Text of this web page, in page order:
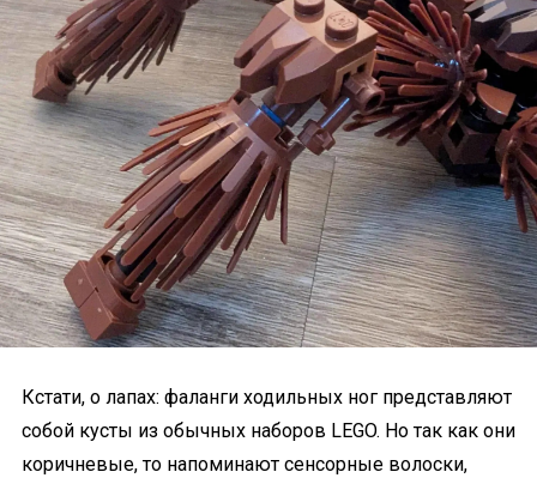
Кстати, о лапах: фаланги ходильных ног представляют
собой кусты из обычных наборов LEGO. Но так как они
коричневые, то напоминают сенсорные волоски,